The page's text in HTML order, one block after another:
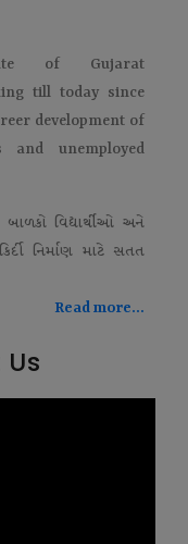
of Gujarat
till today since
development of
and unemployed
વિદ્યાર્થીઓ અને
નિર્માણ માટે સતત
Read more...